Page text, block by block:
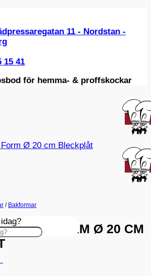
11 - Nordstan -
15 41
för hemma- & proffskockar
/ Bakformar
SLÄT FORM Ø 20 CM